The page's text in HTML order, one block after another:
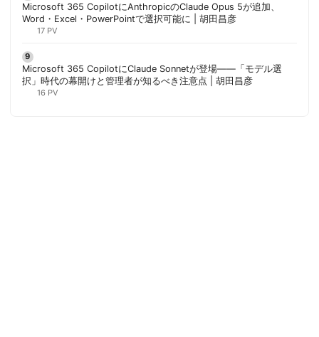
Microsoft 365 CopilotにAnthropicのClaude Opus 5が追加、
Word・Excel・PowerPointで選択可能に | 胡田昌彦
17 PV
Microsoft 365 CopilotにClaude Sonnetが登場——「モデル選
択」時代の幕開けと管理者が知るべき注意点 | 胡田昌彦
16 PV